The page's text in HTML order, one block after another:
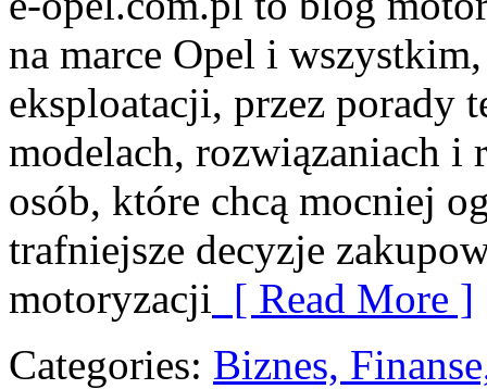
na marce Opel i
eksploatacji, przez porady
modelach, rozwiązaniach i
osób, które chcą mocniej
trafniejsze decyzje
motoryzacji [ Read More ]
Categories: Biznes,